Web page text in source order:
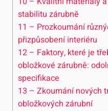
stabilitu zárubně
11 – Prozkoumání
přizpůsobení interiéru
12 – Faktory, které je
obložkové zárubně:
specifikace
13 – Zkoumání nových
obložkových zárubní